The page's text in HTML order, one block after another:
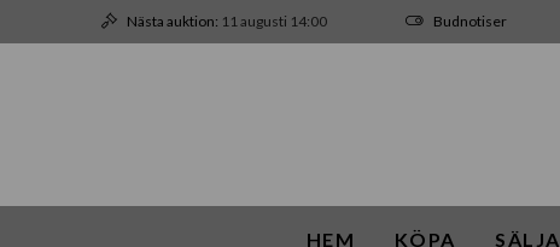
Nästa auktion: 11 augusti 14:00 Budnotiser
HEM KÖPA SÄLJA